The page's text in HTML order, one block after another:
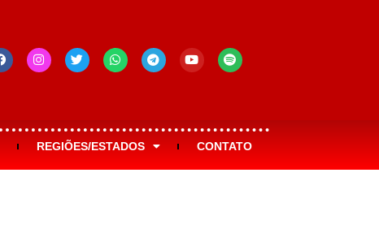
REGIÕES/ESTADOS CONTATO